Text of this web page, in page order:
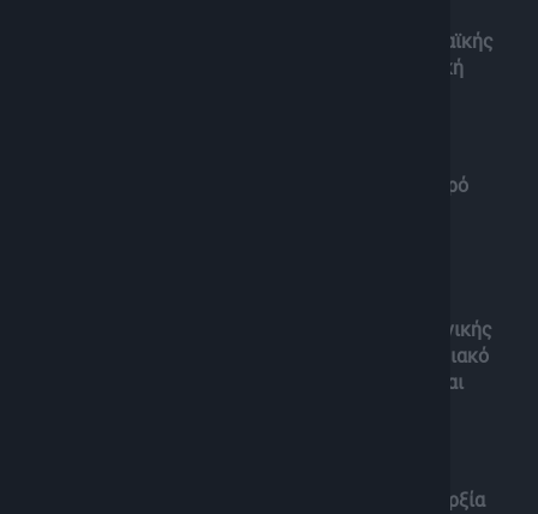
– Η οικονομία πολέμου , το αφήγημα της Ευρωπαϊκής
Άμυνας και η εισδοχή της Τουρκίας στην αμυντική
– Οι εξελίξεις στη Μέση Ανατολή και το αιματηρό
– Οι Ελληνοτουρκικές σχέσεις , η αναζήτηση εθνικής
στρατηγικής και οι ραγδαίες εξελίξεις στο Κυπριακό
ως θέμα πενταμερούς, από υπόθεση εισβολής και
– Η απουσία κουλτούρας ασφάλειας και η ανυπαρξία